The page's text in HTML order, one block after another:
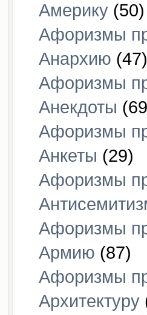
Америку (50)
Афоризмы
Анархию (47)
Афоризмы
Анекдоты
Афоризмы
Анкеты (29)
Афоризмы
Афоризмы
Армию (87)
Афоризмы
Архитектуру